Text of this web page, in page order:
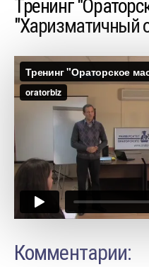
"Харизматичный
Комментарии: